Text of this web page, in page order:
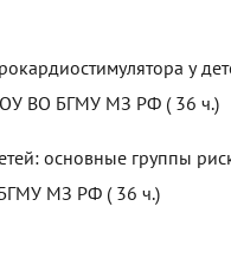
у
ВО БГМУ МЗ РФ ( 36 ч.)
основные группы
МЗ РФ ( 36 ч.)